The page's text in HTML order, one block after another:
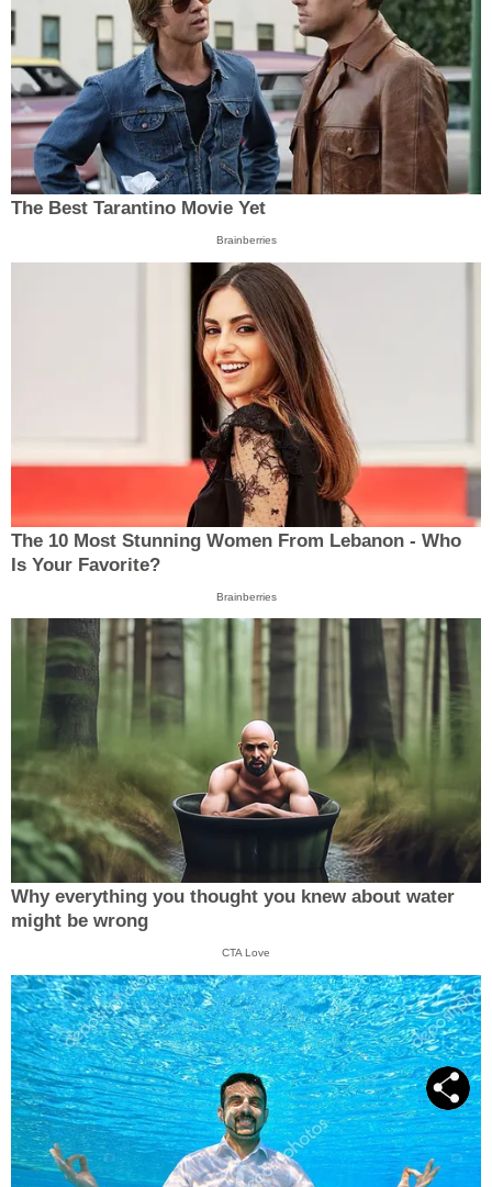
The Best Tarantino Movie Yet
Brainberries
The 10 Most Stunning Women From Lebanon - Who
Is Your Favorite?
Brainberries
Why everything you thought you knew about water
might be wrong
CTA Love